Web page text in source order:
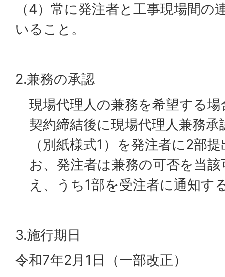
（4）常に発注者と工事現場間の
いること。
2.兼務の承認
現場代理人の兼務を希望する
契約締結後に現場代理人兼務
（別紙様式1）を発注者に2部
お、発注者は兼務の可否を当
え、うち1部を受注者に通知す
3.施行期日
令和7年2月1日（一部改正）